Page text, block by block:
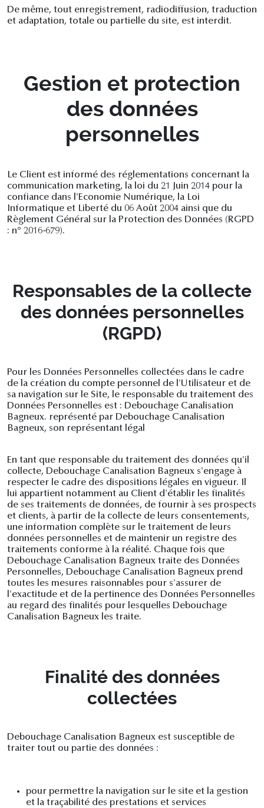
De même, tout enregistrement, radiodiffusion, traduction
et adaptation, totale ou partielle du site, est interdit.
Gestion et protection
des données
personnelles
Le Client est informé des réglementations concernant la
communication marketing, la loi du 21 Juin 2014 pour la
confiance dans l'Economie Numérique, la Loi
Informatique et Liberté du 06 Août 2004 ainsi que du
Règlement Général sur la Protection des Données (RGPD
: n° 2016-679).
Responsables de la collecte
des données personnelles
(RGPD)
Pour les Données Personnelles collectées dans le cadre
de la création du compte personnel de l'Utilisateur et de
sa navigation sur le Site, le responsable du traitement des
Données Personnelles est : Debouchage Canalisation
Bagneux. représenté par Debouchage Canalisation
Bagneux, son représentant légal
En tant que responsable du traitement des données qu'il
collecte, Debouchage Canalisation Bagneux s'engage à
respecter le cadre des dispositions légales en vigueur. Il
lui appartient notamment au Client d'établir les finalités
de ses traitements de données, de fournir à ses prospects
et clients, à partir de la collecte de leurs consentements,
une information complète sur le traitement de leurs
données personnelles et de maintenir un registre des
traitements conforme à la réalité. Chaque fois que
Debouchage Canalisation Bagneux traite des Données
Personnelles, Debouchage Canalisation Bagneux prend
toutes les mesures raisonnables pour s'assurer de
l'exactitude et de la pertinence des Données Personnelles
au regard des finalités pour lesquelles Debouchage
Canalisation Bagneux les traite.
Finalité des données
collectées
Debouchage Canalisation Bagneux est susceptible de
traiter tout ou partie des données :
pour permettre la navigation sur le site et la gestion
et la traçabilité des prestations et services